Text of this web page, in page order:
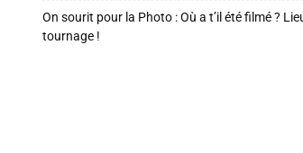
On sourit pour la Photo : Où a t’il été filmé ?
tournage !